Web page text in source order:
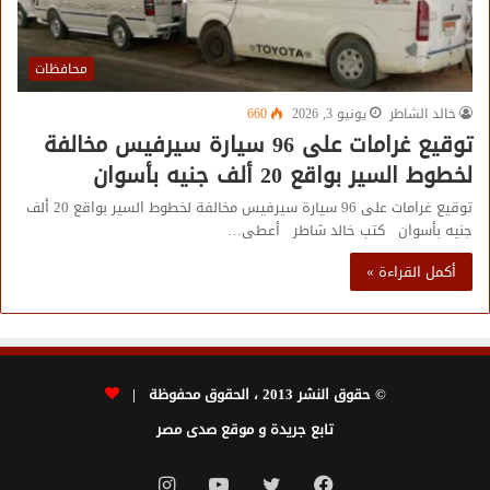
محافظات
خالد الشاطر
يونيو 3, 2026 660
توقيع غرامات على 96 سيارة سيرفيس مخالفة
لخطوط السير بواقع 20 ألف جنيه بأسوان
توقيع غرامات على 96 سيارة سيرفيس مخالفة لخطوط السير بواقع 20 ألف
جنيه بأسوان كتب خالد شاطر أعطى…
أكمل القراءة »
© حقوق النشر 2013 ، الحقوق محفوظة |
تابع جريدة و موقع صدى مصر